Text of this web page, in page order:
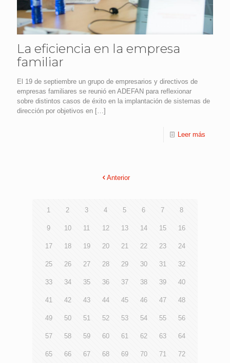
La eficiencia en la empresa
familiar
El 19 de septiembre un grupo de empresarios y directivos de
empresas familiares se reunió en ADEFAN para reflexionar
sobre distintos casos de éxito en la implantación de sistemas de
dirección por objetivos en […]
Leer más
Anterior
1 2 3 4 5 6 7 8
9 10 11 12 13 14 15 16
17 18 19 20 21 22 23 24
25 26 27 28 29 30 31 32
33 34 35 36 37 38 39 40
41 42 43 44 45 46 47 48
49 50 51 52 53 54 55 56
57 58 59 60 61 62 63 64
65 66 67 68 69 70 71 72